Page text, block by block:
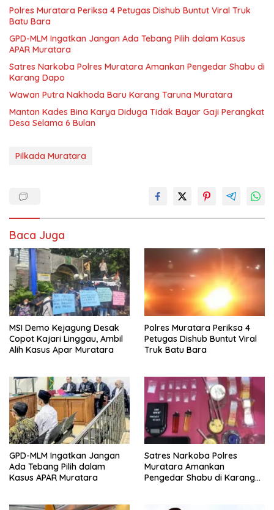
Polres Muratara Periksa 4 Petugas Dishub Buntut Viral Truk
Batu Bara
GPD-MLM Ingatkan Jangan Ada Tebang Pilih dalam Kasus
APAR Muratara
Satres Narkoba Polres Muratara Amankan Pengedar Shabu di
Karang Dapo
Wawan Putra Nakhoda Baru Karang Taruna Muratara
Mantan Kades Bina Karya Diduga Tidak Bayar Gaji Perangkat
Desa Selama 6 Bulan
Pilkada Muratara
Baca Juga
MSI Demo Kejagung Desak
Copot Kajari Linggau, Ambil
Alih Kasus Apar Muratara
Polres Muratara Periksa 4
Petugas Dishub Buntut Viral
Truk Batu Bara
GPD-MLM Ingatkan Jangan
Ada Tebang Pilih dalam
Kasus APAR Muratara
Satres Narkoba Polres
Muratara Amankan
Pengedar Shabu di Karang